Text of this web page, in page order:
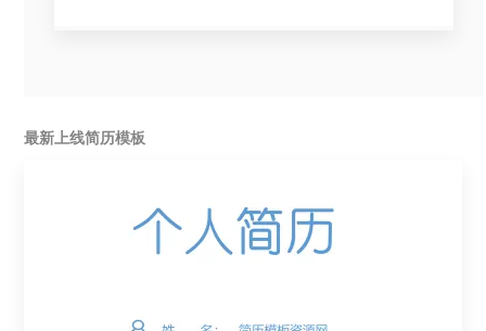
最新上线简历模板